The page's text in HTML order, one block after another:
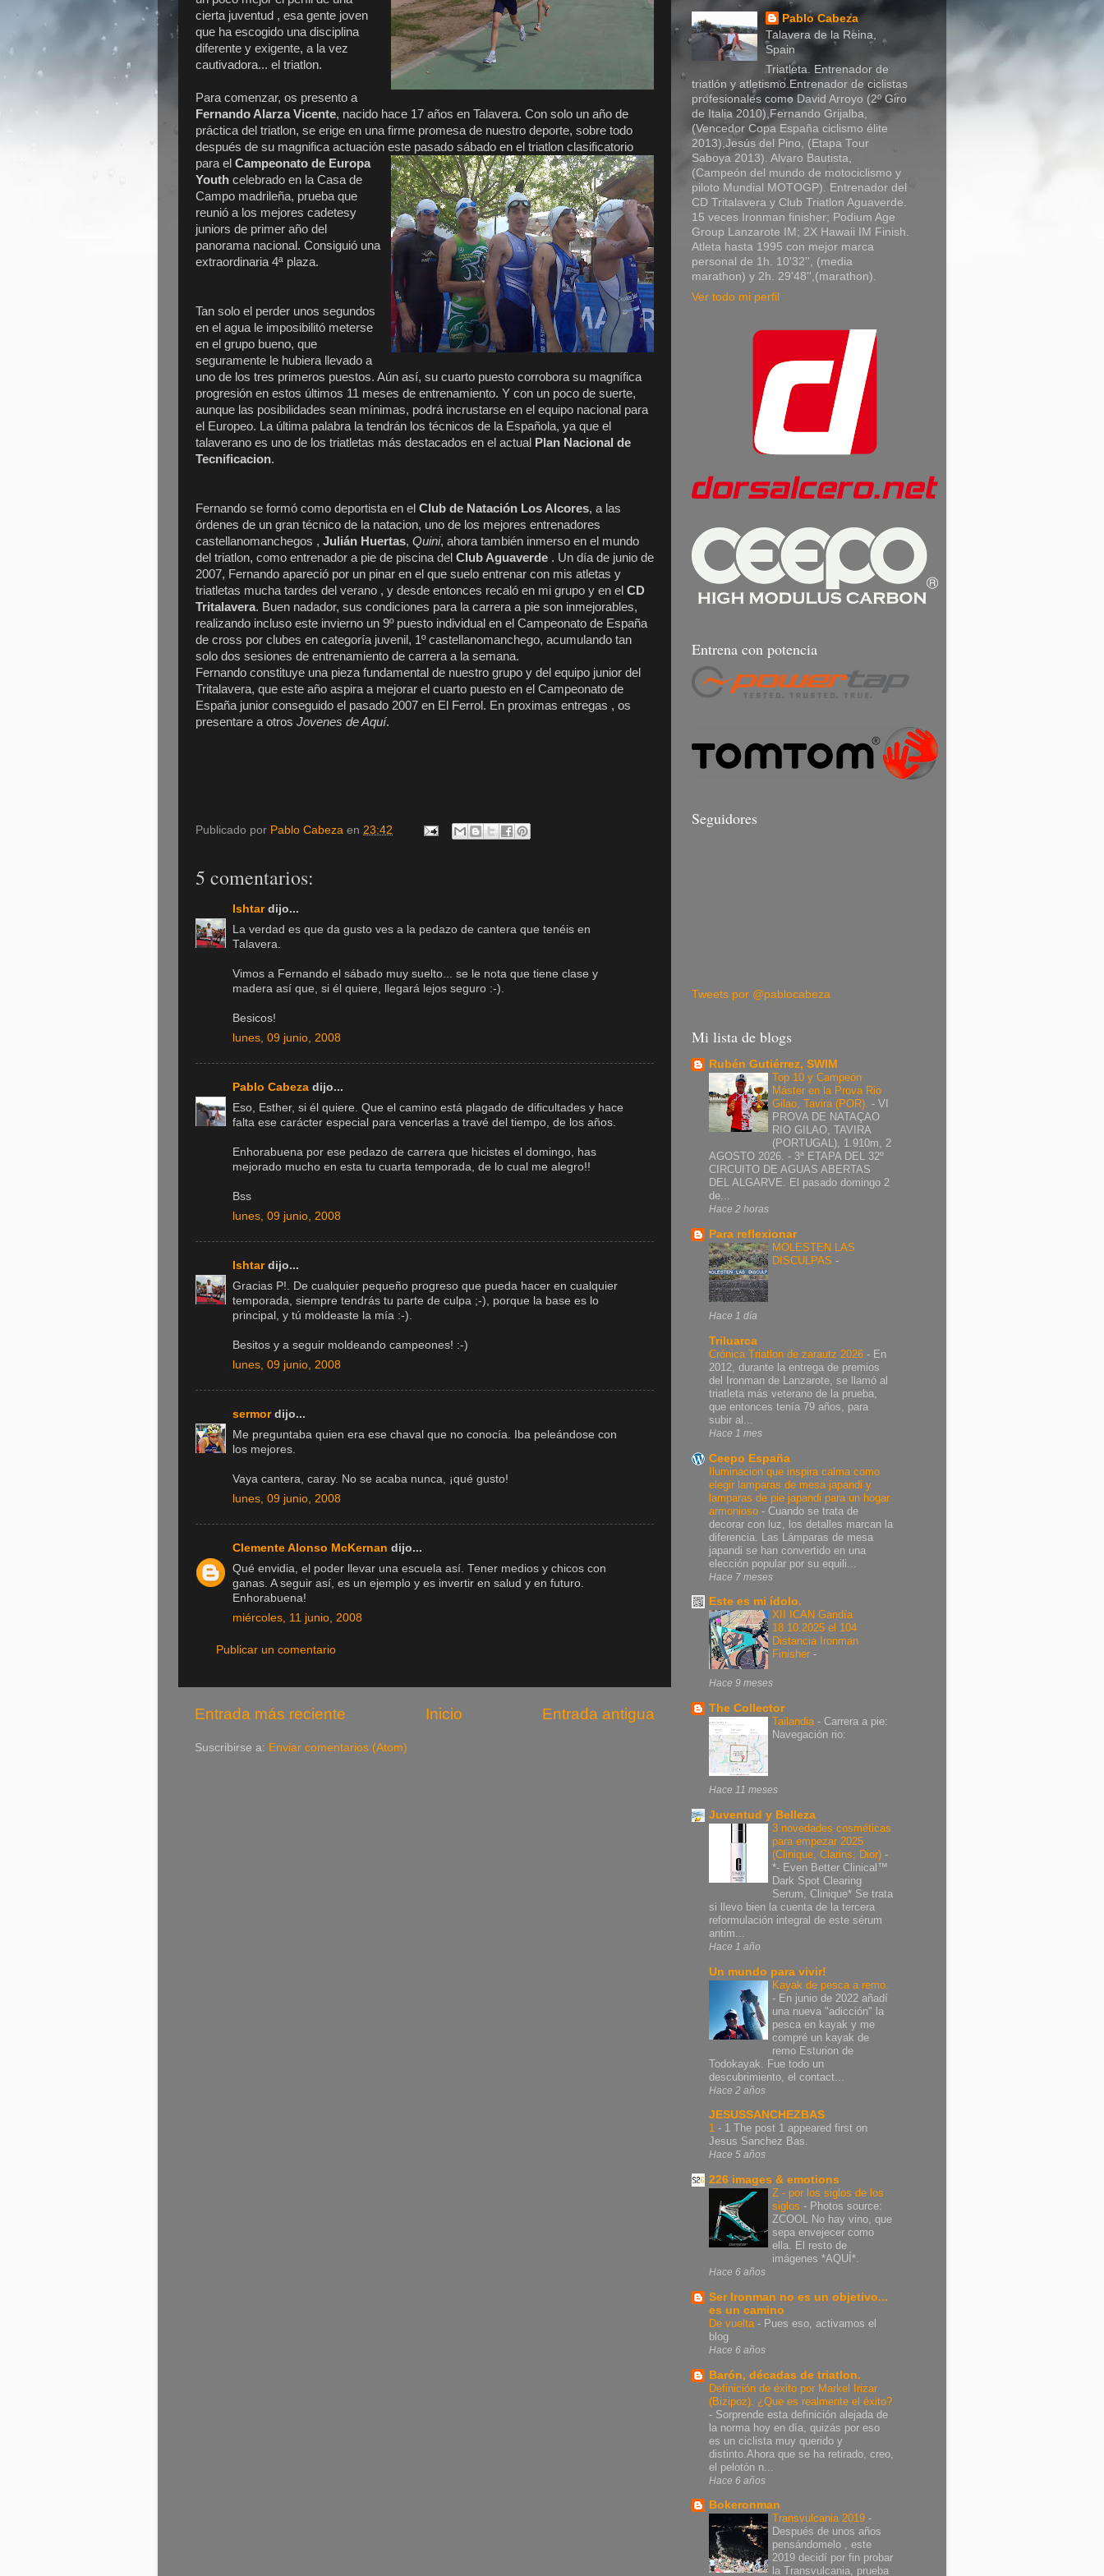
cierta juventud , esa gente joven
que ha escogido una disciplina
diferente y exigente, a la vez
cautivadora... el triatlon.
Para comenzar, os presento a
Fernando Alarza Vicente, nacido hace 17 años en Talavera. Con solo un año de
práctica del triatlon, se erige en una firme promesa de nuestro deporte, sobre todo
después de su magnifica actuación este pasado sábado en el triatlon clasificatorio
para el Campeonato de Europa
Youth celebrado en la Casa de
Campo madrileña, prueba que
reunió a los mejores cadetesy
juniors de primer año del
panorama nacional. Consiguió una
extraordinaria 4ª plaza.
Tan solo el perder unos segundos
en el agua le imposibilitó meterse
en el grupo bueno, que
seguramente le hubiera llevado a
uno de los tres primeros puestos. Aún así, su cuarto puesto corrobora su magnífica
progresión en estos últimos 11 meses de entrenamiento. Y con un poco de suerte,
aunque las posibilidades sean mínimas, podrá incrustarse en el equipo nacional para
el Europeo. La última palabra la tendrán los técnicos de la Española, ya que el
talaverano es uno de los triatletas más destacados en el actual
Plan Nacional de
Tecnificacion.
Fernando se formó como deportista en el Club de Natación Los Alcores, a las
órdenes de un gran técnico de la natacion, uno de los mejores entrenadores
castellanomanchegos , Julián Huertas, Quini, ahora también inmerso en el mundo
del triatlon, como entrenador a pie de piscina del Club Aguaverde . Un día de junio de
2007, Fernando apareció por un pinar en el que suelo entrenar con mis atletas y
triatletas mucha tardes del verano , y desde entonces recaló en mi grupo y en el CD
Tritalavera. Buen nadador, sus condiciones para la carrera a pie son inmejorables,
realizando incluso este invierno un 9º puesto individual en el Campeonato de España
de cross por clubes en categoría juvenil, 1º castellanomanchego, acumulando tan
solo dos sesiones de entrenamiento de carrera a la semana.
Fernando constituye una pieza fundamental de nuestro grupo y del equipo junior del
Tritalavera, que este año aspira a mejorar el cuarto puesto en el Campeonato de
España junior conseguido el pasado 2007 en El Ferrol. En proximas entregas , os
presentare a otros Jovenes de Aquí.
Publicado por Pablo Cabeza en 23:42
5 comentarios:
Ishtardijo...
La verdad es que da gusto ves a la pedazo de cantera que tenéis en
Talavera.
Vimos a Fernando el sábado muy suelto... se le nota que tiene clase y
madera así que, si él quiere, llegará lejos seguro :-).
Besicos!
lunes, 09 junio, 2008
Pablo Cabeza dijo...
Eso, Esther, si él quiere. Que el camino está plagado de dificultades y hace
falta ese carácter especial para vencerlas a travé del tiempo, de los años.
Enhorabuena por ese pedazo de carrera que hicistes el domingo, has
mejorado mucho en esta tu cuarta temporada, de lo cual me alegro!!
Bss
lunes, 09 junio, 2008
Ishtardijo...
Gracias P!. De cualquier pequeño progreso que pueda hacer en cualquier
temporada, siempre tendrás tu parte de culpa ;-), porque la base es lo
principal, y tú moldeaste la mía :-).
Besitos y a seguir moldeando campeones! :-)
lunes, 09 junio, 2008
sermordijo...
Me preguntaba quien era ese chaval que no conocía. Iba peleándose con
los mejores.
Vaya cantera, caray. No se acaba nunca, ¡qué gusto!
lunes, 09 junio, 2008
Clemente Alonso McKernan dijo...
Qué envidia, el poder llevar una escuela así. Tener medios y chicos con
ganas. A seguir así, es un ejemplo y es invertir en salud y en futuro.
Enhorabuena!
miércoles, 11 junio, 2008
Publicar un comentario
Entrada más reciente Entrada antigua
Inicio
Suscribirse a: Enviar comentarios (Atom)
Pablo Cabeza
Talavera de la Reina,
Spain
Triatleta. Entrenador de
triatlón y atletismo.Entrenador de ciclistas
profesionales como David Arroyo (2º Giro
de Italia 2010),Fernando Grijalba,
(Vencedor Copa España ciclismo élite
2013),Jesús del Pino, (Etapa Tour
Saboya 2013). Alvaro Bautista,
(Campeón del mundo de motociclismo y
piloto Mundial MOTOGP). Entrenador del
CD Tritalavera y Club Triatlon Aguaverde.
15 veces Ironman finisher; Podium Age
Group Lanzarote IM; 2X Hawaii IM Finish.
Atleta hasta 1995 con mejor marca
personal de 1h. 10'32'', (media
marathon) y 2h. 29'48'',(marathon).
Ver todo mi perfil
Entrena con potencia
Seguidores
Tweets por @pablocabeza
Mi lista de blogs
Rubén Gutiérrez, SWIM
Top 10 y Campeón
Máster en la Prova Rio
Gilao, Tavira (POR). - VI
PROVA DE NATAÇAO
RIO GILAO, TAVIRA
(PORTUGAL), 1.910m, 2
AGOSTO 2026. - 3ª ETAPA DEL 32º
CIRCUITO DE AGUAS ABERTAS
DEL ALGARVE. El pasado domingo 2
de...
Hace 2 horas
Para reflexionar
MOLESTEN LAS
DISCULPAS -
Hace 1 día
Triluarca
Crónica Triatlon de zarautz 2026 - En
2012, durante la entrega de premios
del Ironman de Lanzarote, se llamó al
triatleta más veterano de la prueba,
que entonces tenía 79 años, para
subir al...
Hace 1 mes
Ceepo España
Iluminacion que inspira calma como
elegir lamparas de mesa japandi y
lamparas de pie japandi para un hogar
armonioso - Cuando se trata de
decorar con luz, los detalles marcan la
diferencia. Las Lámparas de mesa
japandi se han convertido en una
elección popular por su equili...
Hace 7 meses
Este es mi ídolo.
XII ICAN Gandía
18.10.2025 el 104
Distancia Ironman
Finisher -
Hace 9 meses
The Collector
Tailandia - Carrera a pie:
Navegación rio:
Hace 11 meses
Juventud y Belleza
3 novedades cosméticas
para empezar 2025
(Clinique, Clarins, Dior) -
*- Even Better Clinical™
Dark Spot Clearing
Serum, Clinique* Se trata
si llevo bien la cuenta de la tercera
reformulación integral de este sérum
antim...
Hace 1 año
Un mundo para vivir!
Kayak de pesca a remo.
- En junio de 2022 añadí
una nueva "adicción" la
pesca en kayak y me
compré un kayak de
remo Esturion de
Todokayak. Fue todo un
descubrimiento, el contact...
Hace 2 años
JESUSSANCHEZBAS
1 - 1 The post 1 appeared first on
Jesus Sanchez Bas.
Hace 5 años
226 images & emotions
Z - por los siglos de los
siglos - Photos source:
ZCOOL No hay vino, que
sepa envejecer como
ella. El resto de
imágenes *AQUÍ*.
Hace 6 años
Ser Ironman no es un objetivo...
es un camino
De vuelta - Pues eso, activamos el
blog
Hace 6 años
Barón, décadas de triatlon.
Definición de éxito por Markel Irizar
(Bizipoz). ¿Que es realmente el éxito?
- Sorprende esta definición alejada de
la norma hoy en día, quizás por eso
es un ciclista muy querido y
distinto.Ahora que se ha retirado, creo,
el pelotón n...
Hace 6 años
Bokeronman
Transvulcania 2019 -
Después de unos años
pensándomelo , este
2019 decidí por fin probar
la Transvulcania, prueba